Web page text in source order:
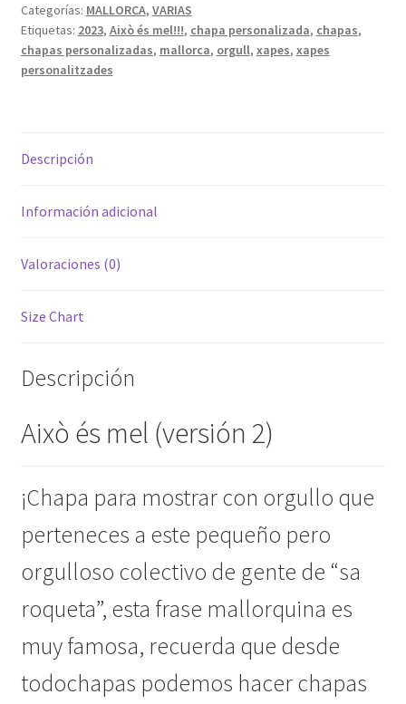
Categorías: MALLORCA, VARIAS
Etiquetas: 2023, Això és mel!!!, chapa personalizada, chapas,
chapas personalizadas, mallorca, orgull, xapes, xapes
personalitzades
Descripción
Información adicional
Valoraciones (0)
Size Chart
Descripción
Això és mel (versión 2)
¡Chapa para mostrar con orgullo que
perteneces a este pequeño pero
orgulloso colectivo de gente de “sa
roqueta”, esta frase mallorquina es
muy famosa, recuerda que desde
todochapas podemos hacer chapas